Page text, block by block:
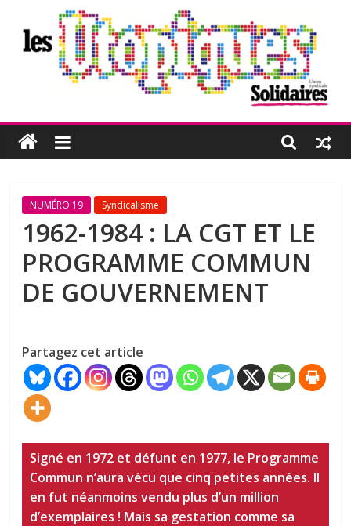
contenu
Les
Utopiques
Revue
réflexion
éditée
par
l'Union
NUMÉRO 19 Syndicalisme
1962-1984 : LA CGT ET LE
PROGRAMME COMMUN
DE GOUVERNEMENT
Partagez cet article
Signé en 1972 et défunt en 1977, le Programme
Commun n’aura vécu que cinq petites années. Il
en fut néanmoins vendu plus d’un million
d’exemplaires ! Mais sa gestation comme sa